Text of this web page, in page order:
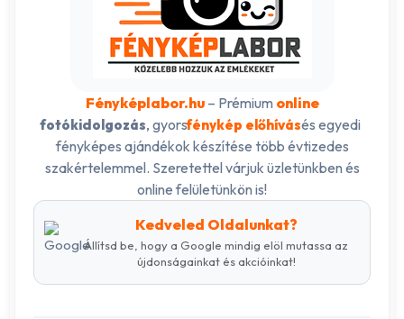
Fényképlabor.hu– Prémium online
fotókidolgozás, gyorsfénykép előhívásés egyedi
fényképes ajándékok készítése több évtizedes
szakértelemmel. Szeretettel várjuk üzletünkben és
online felületünkön is!
Kedveled Oldalunkat?
Állítsd be, hogy a Google mindig elöl mutassa az
újdonságainkat és akcióinkat!